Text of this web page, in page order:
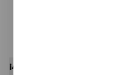
¡Atención! ¡Solo envíos